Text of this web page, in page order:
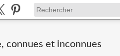
connues et inconnues